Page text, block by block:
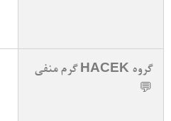
گروه HACEK گرم منفی
💬